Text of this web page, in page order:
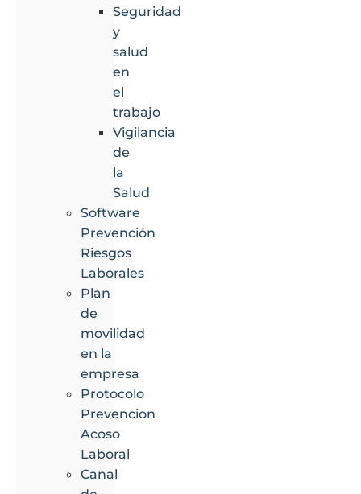
Seguridad
y
salud
en
el
trabajo
Vigilancia
de
la
Salud
Software
Prevención
Riesgos
Laborales
Plan
de
movilidad
en la
empresa
Protocolo
Prevencion
Acoso
Laboral
Canal